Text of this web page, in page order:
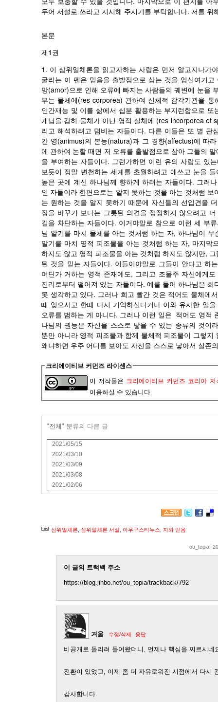
모두 보충할 수 있을 것입니다 마지막으로 이 편지를 아
두어 서설로 쓰라고 지시해 주시기를 부탁합니다. 저를 위
본문
제1권
1. 이 삼위일체론을 읽고자하는 사람은 먼저 알고지나가
굴리는 이 펜은 믿음을 출발점으로 삼는 것을 업신여기고
망(amor) 으로 인해 오류에 빠지는 사람들의 궤변에 눈을
부는 물체에 (res corporea) 관하여 신체적 감각기관을 통
인간재능 및 이를 삶에서 십분 활용하는 부지런함으로 또
개념을 감히 물체가 아닌 영적 실체에 (res incorporea et
리고 해석하려고 덤비는 자들이다. 다른 이들은 또 별 관
간 영 (animus)의 본능(natura)과 그 경향(affectus)에 따라
에 관하여 논할 때면 저 오류를 출발점으로 삼아 그들의 말
을 부여하는 자들이다. 그런가하면 이런 유의 사람도 있
보듯이 정말 변천하는 세계를 초월하려고 애쓰고 눈을 들
높은 곳에 계신 하나님께 향하게 하려는 자들이다. 그러나
인 자들이라 한편으로는 알지 못하는 것을 아는 것처럼 보
는 원하는 것을 알지 못하기 때문에 자신들의 선입견을
장을 바꾸기 보다는 그릇된 의견을 정정하지 않으려고 더
길을 차단하는 자들이다. 이거야말로 참으로 이런 세 부
님 알기를 마치 물체를 아는 것처럼 하는 자, 하나님이 무
알기를 마치 영적 피조물을 아는 것처럼 하는 자, 마지막
하지도 않고 영적 피조물을 아는 것처럼 하지도 않지만, 그
된 것을 믿는 자들이다. 이들이야말로 그들이 안다고 하는
어딘가 거하는 영적 존재에도 , 그리고 조물주 자신에게도
진리로부터 떨어져 있는 자들이다. 예를 들어 하나님은 희
못 생각하고 있다. 그러나 희고 빨간 것은 적어도 물체에
때 잊으시고 한때 다시 기억하신다거나 이와 유사한 일을
오류를 범하는 게 아니다. 그러나 이런 일은 적어도 영적
나님의 권능은 자신을 스스로 낳을 수 있는 종류의 것이
뿐만 아니라 영적 피조물과 함께 물체적 피조물이 그렇지
왜냐하면 우주 어디를 보아도 자신을 스스로 낳아서 실존의
크리에이티브 커먼즈 라이센스
이 저작물은 크리에이티브 커먼즈 코리아
이용하실 수 있습니다.
"전체" 분류의 다른 글
2021/05/15
2021/03/10
2021/03/09
2021/03/08
2021/02/06
삼위일체론 삼위일체론 서설 아우구스티누스 지와 믿음
ou_topia
이 글의 트랙백 주소
https://blog.jinbo.net/ou_topia/trackback/792
겨울 수정/삭제 응답
비공개로 돌리려 들어왔더니, 언제나 핵심을 찌르시네
전환이 있었고, 이제 좀 더 자유로워진 시점에서 다시
감사합니다.